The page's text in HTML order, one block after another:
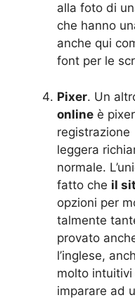
alla foto di
che hanno
anche qui
font per le
Pixer. Un
online è
leggera
normale.
fatto che il
opzioni per
talmente
provato
l’inglese,
molto
imparare ad